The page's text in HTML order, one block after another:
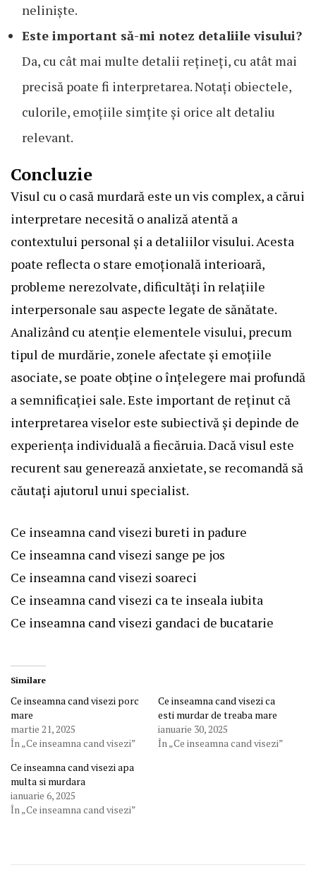
neliniște.
Este important să-mi notez detaliile visului?
Da, cu cât mai multe detalii rețineți, cu atât mai
precisă poate fi interpretarea. Notați obiectele,
culorile, emoțiile simțite și orice alt detaliu
relevant.
Concluzie
Visul cu o casă murdară este un vis complex, a cărui
interpretare necesită o analiză atentă a
contextului personal și a detaliilor visului. Acesta
poate reflecta o stare emoțională interioară,
probleme nerezolvate, dificultăți în relațiile
interpersonale sau aspecte legate de sănătate.
Analizând cu atenție elementele visului, precum
tipul de murdărie, zonele afectate și emoțiile
asociate, se poate obține o înțelegere mai profundă
a semnificației sale. Este important de reținut că
interpretarea viselor este subiectivă și depinde de
experiența individuală a fiecăruia. Dacă visul este
recurent sau generează anxietate, se recomandă să
căutați ajutorul unui specialist.
Ce inseamna cand visezi bureti in padure
Ce inseamna cand visezi sange pe jos
Ce inseamna cand visezi soareci
Ce inseamna cand visezi ca te inseala iubita
Ce inseamna cand visezi gandaci de bucatarie
Similare
Ce inseamna cand visezi porc
mare
martie 21, 2025
În „Ce inseamna cand visezi”
Ce inseamna cand visezi ca
esti murdar de treaba mare
ianuarie 30, 2025
În „Ce inseamna cand visezi”
Ce inseamna cand visezi apa
multa si murdara
ianuarie 6, 2025
În „Ce inseamna cand visezi”